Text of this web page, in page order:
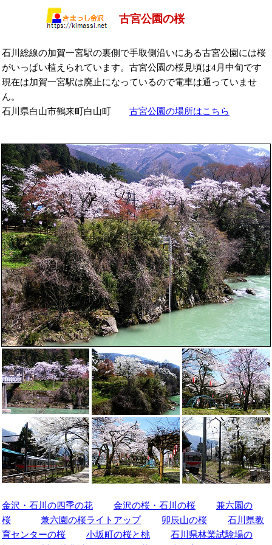
古宮公園の桜
石川総線の加賀一宮駅の裏側で手取側沿いにある古宮公園には桜
がいっぱい植えられています。古宮公園の桜見頃は4月中旬です
現在は加賀一宮駅は廃止になっているので電車は通っていませ
ん。
石川県白山市鶴来町白山町 古宮公園の場所はこちら
金沢・石川の四季の花 金沢の桜・石川の桜
兼六園の
桜
兼六園の桜ライトアップ 卯辰山の桜
石川県教
育センターの桜
小坂町の桜と桃
石川県林業試験場の